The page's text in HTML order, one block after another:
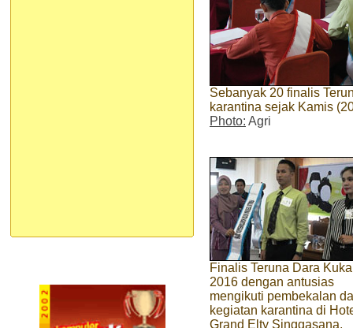
Sebanyak 20 finalis
karantina sejak Kamis
Photo: Agri
Finalis Teruna Dara
2016 dengan antusias
mengikuti pembekalan
kegiatan karantina di
Grand Elty Singgasana,